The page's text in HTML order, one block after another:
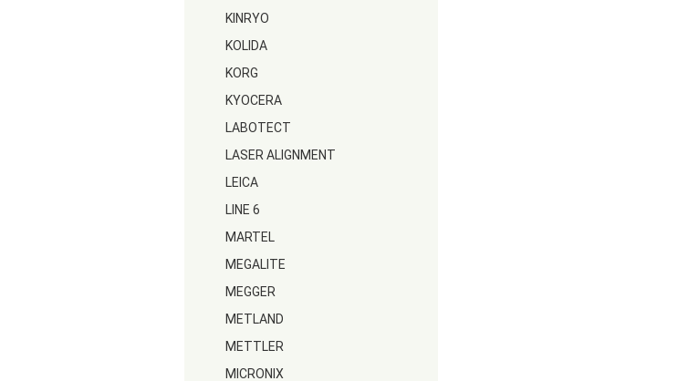
KINRYO
KOLIDA
KORG
KYOCERA
LABOTECT
LASER ALIGNMENT
LEICA
LINE 6
MARTEL
MEGALITE
MEGGER
METLAND
METTLER
MICRONIX